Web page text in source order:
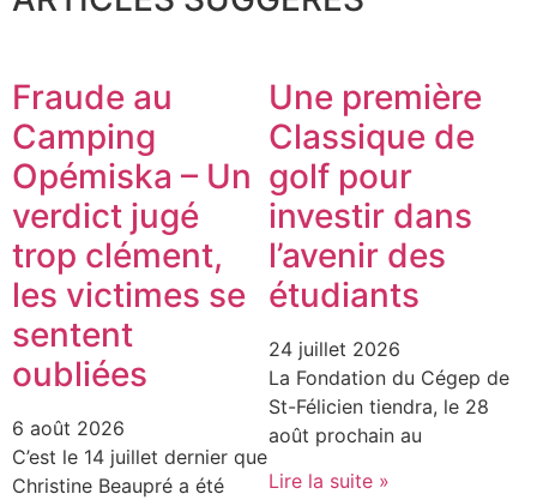
Fraude au
Camping
Opémiska – Un
verdict jugé
trop clément,
les victimes se
sentent
oubliées
6 août 2026
C’est le 14 juillet dernier que
Christine Beaupré a été
Une première
Classique de
golf pour
investir dans
l’avenir des
étudiants
24 juillet 2026
La Fondation du Cégep de
St-Félicien tiendra, le 28
août prochain au
Lire la suite »